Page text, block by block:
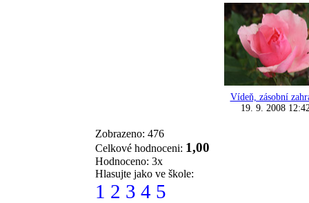
Vídeň, zásobní
19. 9. 2008
Zobrazeno: 476
Celkové hodnoceni: 1,00
Hodnoceno: 3x
Hlasujte jako ve škole:
1 2 3 4 5